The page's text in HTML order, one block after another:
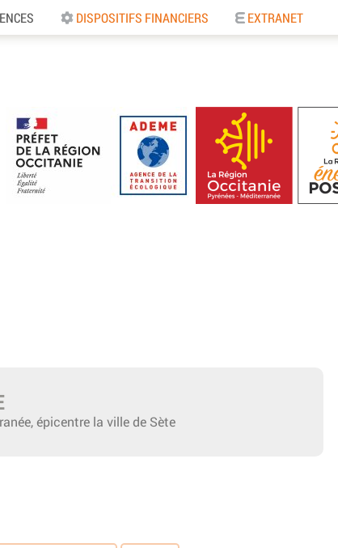
DISPOSITIFS FINANCIERS EXTRANET
épicentre la ville de Sète